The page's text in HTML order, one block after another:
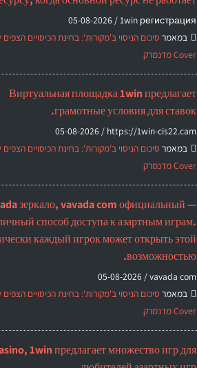
1win регистрация /
05-08-2026
במאמר
Cover מדנמרק
Виртуальная площадка 1win предлагает
грамотные условия для ставок.
https://1win-cis22.cam /
05-08-2026
במאמר
Cover מדנמרק
зеркало, vavada com официальный —
способ доступа к азартным играм.
каждый игрок может открыть этой
возможностью.
vavada com /
05-08-2026
במאמר
Cover מדנמרק
1win предлагает множество игр для